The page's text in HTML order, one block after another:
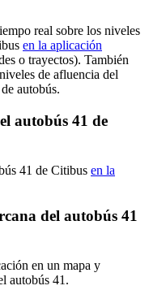
real sobre los niveles
en la aplicación
o trayectos). También
de afluencia del
autobús.
autobús 41 de
41 de Citibus en la
del autobús 41
en un mapa y
autobús 41.